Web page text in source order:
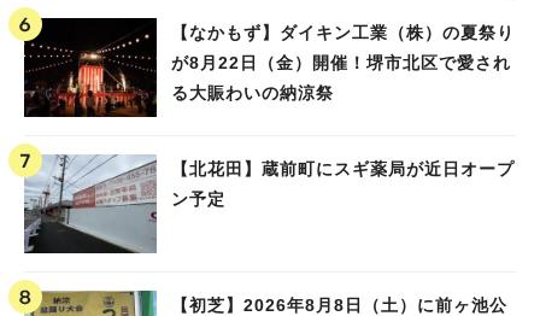
【なかもず】ダイキン工業（株）の夏祭り
が8月22日（金）開催！堺市北区で愛され
る大賑わいの納涼祭
【北花田】蔵前町にスギ薬局が近日オープ
ン予定
【初芝】2026年8月8日（土）に前ヶ池公